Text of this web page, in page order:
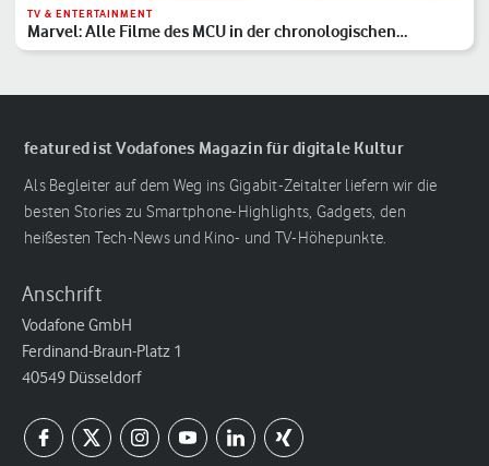
TV & ENTERTAINMENT
Marvel: Alle Filme des MCU in der chronologischen
Reihenfolge
featured ist Vodafones Magazin für digitale Kultur
Als Begleiter auf dem Weg ins Gigabit-Zeitalter liefern wir die
besten Stories zu Smartphone-Highlights, Gadgets, den
heißesten Tech-News und Kino- und TV-Höhepunkte.
Anschrift
Vodafone GmbH
Ferdinand-Braun-Platz 1
40549 Düsseldorf